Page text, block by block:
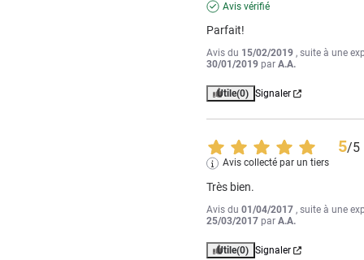
Avis vérifié
Parfait!
Avis du 15/02/2019 , suite à une
30/01/2019 parA.A.
Utile(0) Signaler
5/5
Avis collecté par un tiers
Très bien.
Avis du01/04/2017 , suite à une
25/03/2017 parA.A.
Utile(0) Signaler